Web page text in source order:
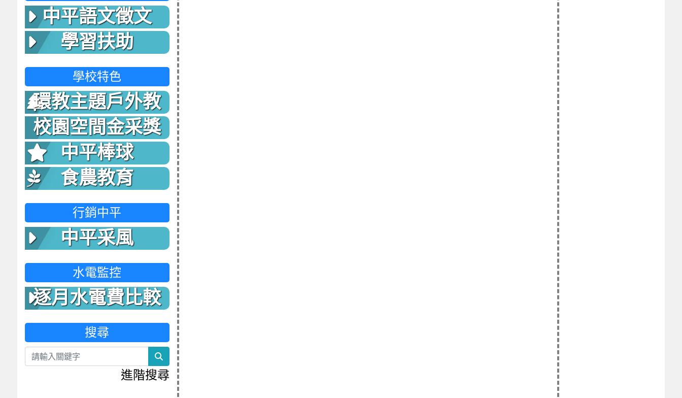
中平語文徵文
學習扶助
學校特色
環教主題戶外教
室
校園空間金采獎
中平棒球
食農教育
行銷中平
中平采風
水電監控
逐月水電費比較
表
搜尋
search
進階搜尋